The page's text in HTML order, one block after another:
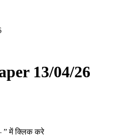
13/04/26
” में क्लिक करे